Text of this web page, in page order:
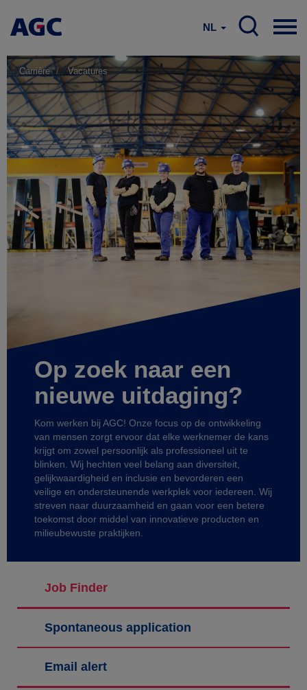
NL
Carrière Vacatures
Op zoek naar een
nieuwe uitdaging?
Kom werken bij AGC! Onze focus op de ontwikkeling
van mensen zorgt ervoor dat elke werknemer de kans
krijgt om zowel persoonlijk als professioneel uit te
blinken. Wij hechten veel belang aan diversiteit,
gelijkwaardigheid en inclusie en bevorderen een
veilige en ondersteunende werkplek voor iedereen. Wij
streven naar duurzaamheid en gaan voor een betere
toekomst door middel van innovatieve producten en
milieubewuste praktijken.